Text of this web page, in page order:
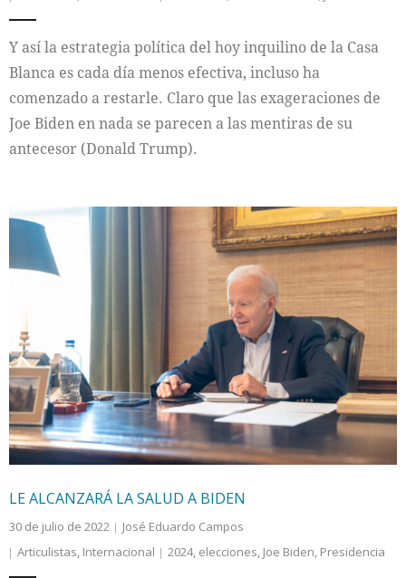
Y así la estrategia política del hoy inquilino de la Casa
Blanca es cada día menos efectiva, incluso ha
comenzado a restarle. Claro que las exageraciones de
Joe Biden en nada se parecen a las mentiras de su
antecesor (Donald Trump).
LE ALCANZARÁ LA SALUD A BIDEN
30 de julio de 2022
José Eduardo Campos
Articulistas, Internacional 2024, elecciones, Joe Biden, Presidencia